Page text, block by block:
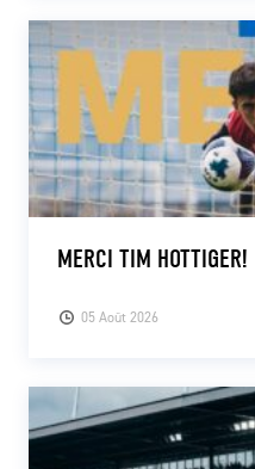
05 Août 2026
MERCI TIM HOTTIGER!